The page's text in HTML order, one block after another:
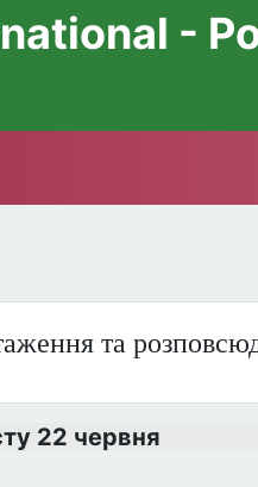
-
та
22 червня